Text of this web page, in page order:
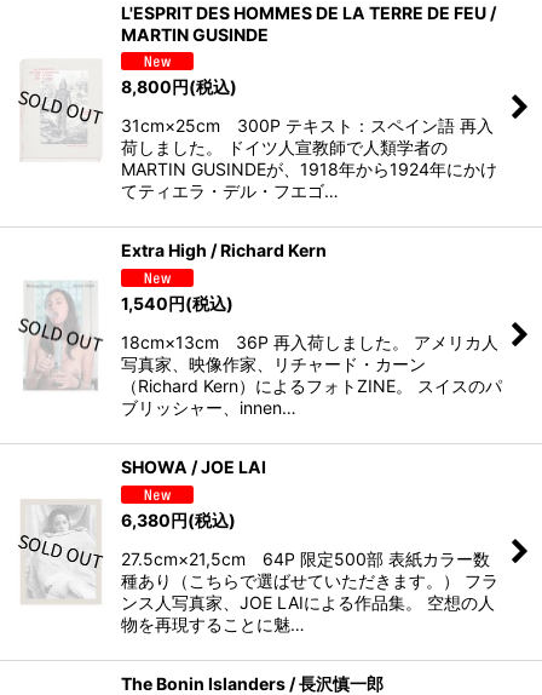
L'ESPRIT DES HOMMES DE LA TERRE DE FEU /
MARTIN GUSINDE
8,800円(税込)
31cm×25cm 300P テキスト：スペイン語 再入
荷しました。 ドイツ人宣教師で人類学者の
MARTIN GUSINDEが、1918年から1924年にかけ
てティエラ・デル・フエゴ…
Extra High / Richard Kern
1,540円(税込)
18cm×13cm 36P 再入荷しました。 アメリカ人
写真家、映像作家、リチャード・カーン
（Richard Kern）によるフォトZINE。 スイスのパ
ブリッシャー、innen…
SHOWA / JOE LAI
6,380円(税込)
27.5cm×21,5cm 64P 限定500部 表紙カラー数
種あり（こちらで選ばせていただきます。） フラ
ンス人写真家、JOE LAIによる作品集。 空想の人
物を再現することに魅…
The Bonin Islanders / 長沢慎一郎